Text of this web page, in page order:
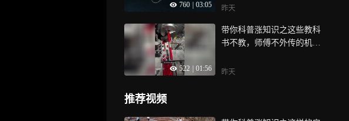
760 03:05 昨天
522 01:56
带你科普涨知识之这些教科
书不教，师傅不外传的机加
昨天
推荐视频